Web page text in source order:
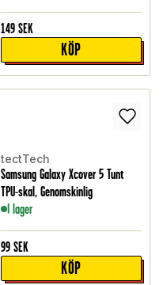
149 SEK
KÖP
tectTech
Samsung Galaxy Xcover 5 Tunt
TPU-skal, Genomskinlig
I lager
99 SEK
KÖP